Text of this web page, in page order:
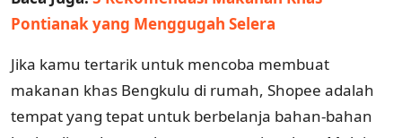
Pontianak yang Menggugah Selera
Jika kamu tertarik untuk mencoba membuat
makanan khas Bengkulu di rumah, Shopee adalah
tempat yang tepat untuk berbelanja bahan-bahan